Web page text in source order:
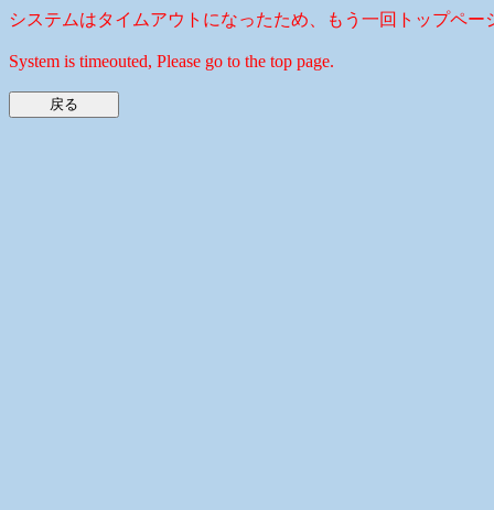
システムはタイムアウトになったため、もう一回トップペー
System is timeouted, Please go to the top page.